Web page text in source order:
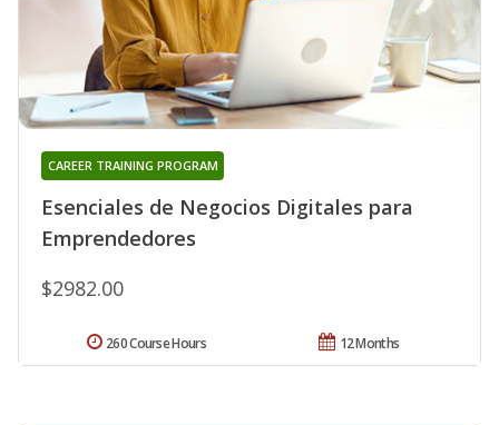
Esenciales de Negocios Digitales para
Emprendedores
CAREER TRAINING PROGRAM
$2982.00
12 Months
260 Course Hours